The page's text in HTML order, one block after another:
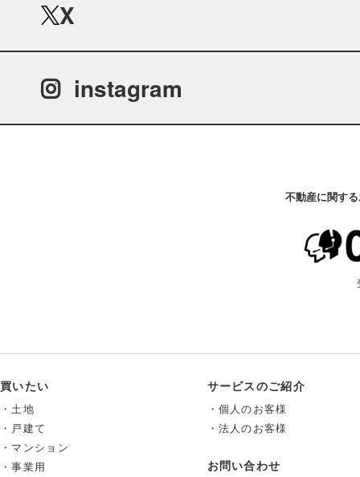
X
instagram
不動産に関す
買いたい
・土地
・戸建て
・マンション
・事業用
サービスのご紹介
・個人のお客様
・法人のお客様
お問い合わせ